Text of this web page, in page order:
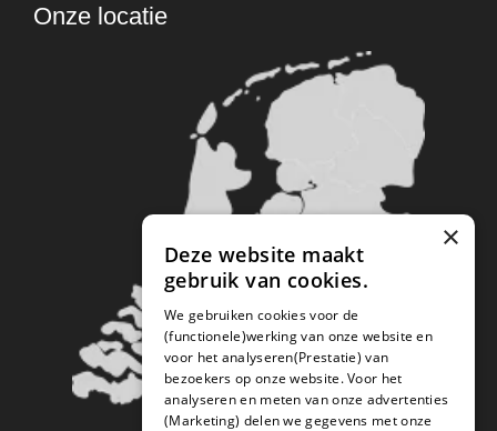
Onze locatie
×
Deze website maakt
gebruik van cookies.
We gebruiken cookies voor de
(functionele)werking van onze website en
voor het analyseren(Prestatie) van
bezoekers op onze website. Voor het
analyseren en meten van onze advertenties
(Marketing) delen we gegevens met onze